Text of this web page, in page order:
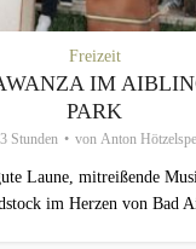
Freizeit
IM
PARK
Stunden von Anton
Laune, mitreißende
im Herzen von Bad